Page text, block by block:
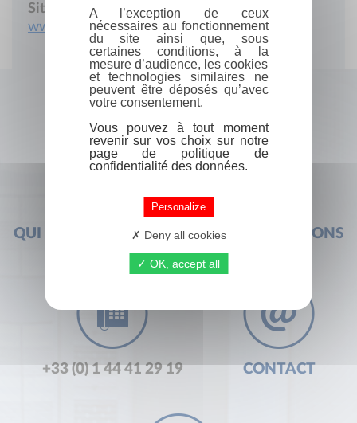
Site Internet :
www.editionlescygnes.fr
QUI SOMMES-NOUS ? FOIRE AUX QUESTIONS
+33 (0) 1 44 41 29 19 CONTACT
A l’exception de ceux
nécessaires au fonctionnement
du site ainsi que, sous
certaines conditions, à la
mesure d’audience, les cookies
et technologies similaires ne
peuvent être déposés qu’avec
votre consentement.
Vous pouvez à tout moment
revenir sur vos choix sur notre
page de politique de
confidentialité des données.
Personalize
Deny all cookies
OK, accept all